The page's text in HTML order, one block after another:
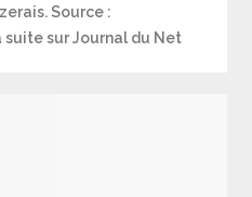
Source :
sur Journal du Net